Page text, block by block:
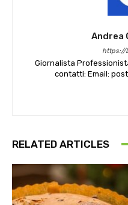
Andrea
https://
Giornalista
contatti: Email:
RELATED ARTICLES